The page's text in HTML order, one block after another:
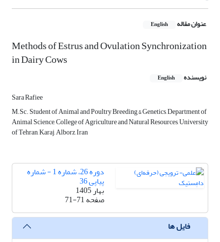
عنوان مقاله English
Methods of Estrus and Ovulation Synchronization
in Dairy Cows
نویسنده English
Sara Rafiee
M.Sc. Student of Animal and Poultry Breeding & Genetics, Department of
Animal Science, College of Agriculture and Natural Resources, University
of Tehran, Karaj, Alborz, Iran
دوره 26، شماره 1 - شماره
پیاپی 36
بهار 1405
صفحه71-71
فایل ها